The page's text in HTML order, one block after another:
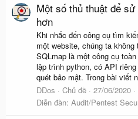
Một số thủ thuật để
hơn
Khi nhắc đến công cụ tìm
một website, chúng ta
SQLmap là một công cụ
lập trình python, có API
quét bảo mật. Trong bài viết
DDos
Chủ đề 27/06/2020
Diễn đàn: Audit/Pentest